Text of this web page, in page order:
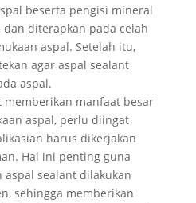
beserta pengisi mineral
diterapkan pada celah
aspal. Setelah itu,
agar aspal sealant
aspal.
memberikan manfaat besar
aspal, perlu diingat
harus dikerjakan
Hal ini penting guna
sealant dilakukan
sehingga memberikan